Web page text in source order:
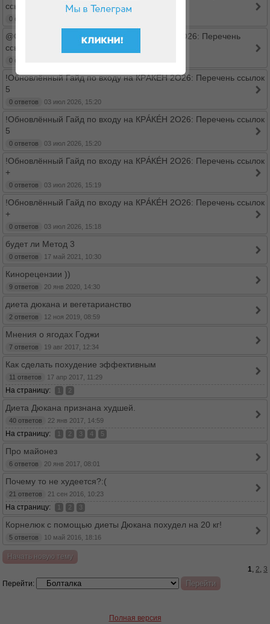
ссылок 7
0 ответов
@Обновлённый Гайд по входу на КРÁКÉН 2O26: Перечень
ссылок
0 ответов
!Обновлённый Гайд по входу на КРÁКÉН 2O26: Перечень ссылок
5
0 ответов 03 июл 2026, 15:20
!Обновлённый Гайд по входу на КРÁКÉН 2O26: Перечень ссылок
5
0 ответов 03 июл 2026, 15:20
!Обновлённый Гайд по входу на КРÁКÉН 2O26: Перечень ссылок
+
0 ответов 03 июл 2026, 15:19
!Обновлённый Гайд по входу на КРÁКÉН 2O26: Перечень ссылок
+
0 ответов 03 июл 2026, 15:18
будет ли Метод 3
0 ответов 17 май 2021, 10:30
Кинорецензии ))
9 ответов 20 янв 2020, 14:30
диета дюкана и вегетарианство
2 ответов 12 ноя 2019, 08:59
Мнения о ягодах Годжи
7 ответов 19 авг 2017, 12:34
Как сделать похудение эффективным
11 ответов 17 апр 2017, 11:29
На страницу: 1 2
Диета Дюкана признана худшей.
40 ответов 22 янв 2017, 14:59
На страницу: 1 2 3 4 5
Про майонез
6 ответов 20 янв 2017, 08:01
Почему то не худеется?:(
21 ответов 21 сен 2016, 10:23
На страницу: 1 2 3
Корнелюк с помощью диеты Дюкана похудел на 20 кг!
5 ответов 10 май 2016, 18:16
Начать новую тему
1, 2, 3
Перейти:
Полная версия